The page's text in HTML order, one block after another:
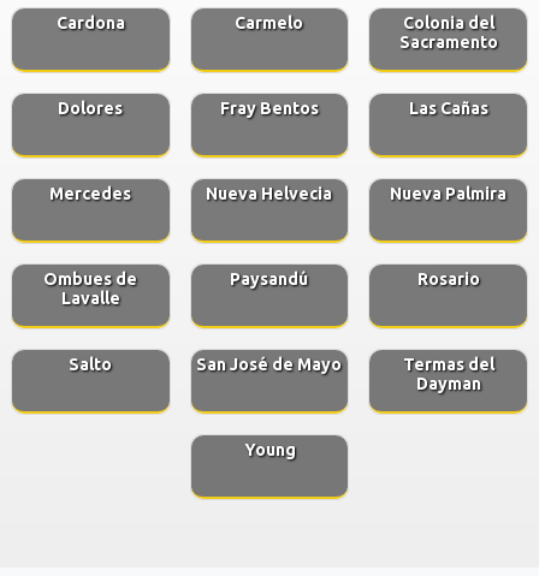
Cardona Carmelo
Colonia del
Sacramento
Dolores Fray Bentos Las Cañas
Mercedes Nueva Helvecia Nueva Palmira
Ombues de
Lavalle
Paysandú Rosario
Salto San José de Mayo
Termas del
Dayman
Young